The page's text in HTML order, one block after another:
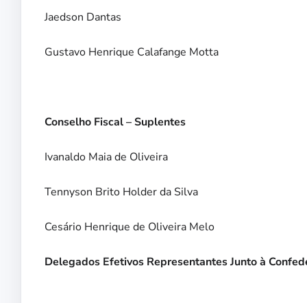
Jaedson Dantas
Gustavo Henrique Calafange Motta
Conselho Fiscal – Suplentes
Ivanaldo Maia de Oliveira
Tennyson Brito Holder da Silva
Cesário Henrique de Oliveira Melo
Delegados Efetivos Representantes Junto à